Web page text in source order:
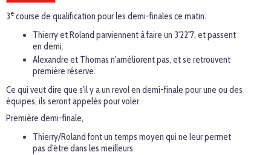
3e course de qualification pour les demi-finales ce matin.
Thierry et Roland parviennent à faire un 3'22"7, et passent
en demi.
Alexandre et Thomas n'améliorent pas, et se retrouvent
première réserve.
Ce qui veut dire que s'il y a un revol en demi-finale pour une ou des
équipes, ils seront appelés pour voler.
Première demi-finale,
Thierry/Roland font un temps moyen qui ne leur permet
pas d'être dans les meilleurs.